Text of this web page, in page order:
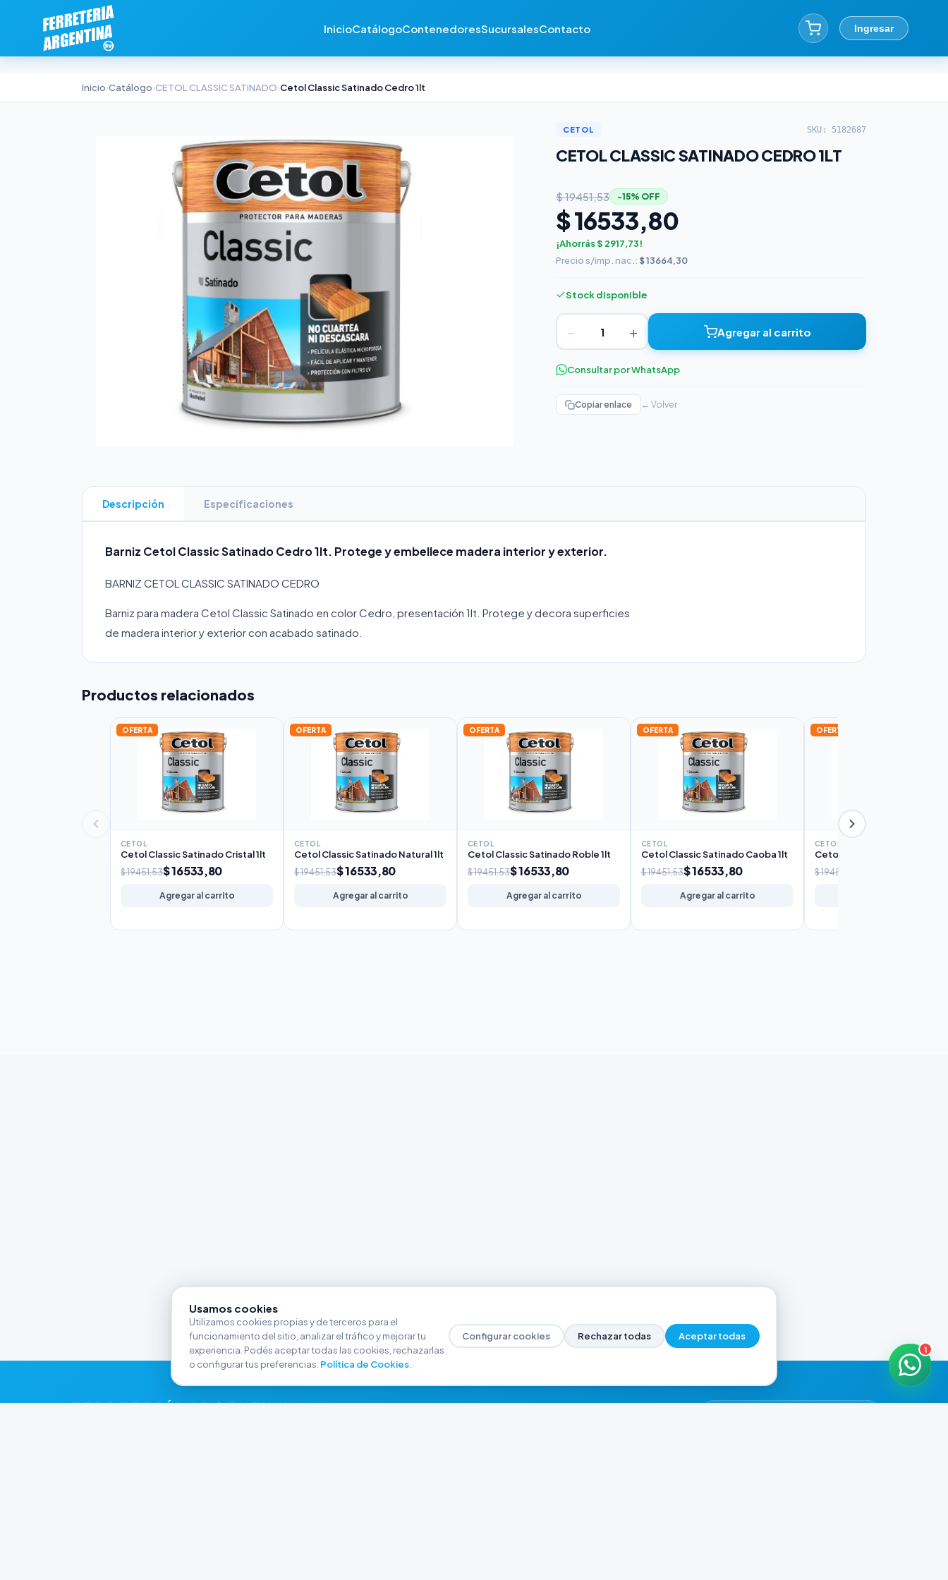
InicioCatálogoContenedoresSucursalesContacto Ingresar
Inicio›Catálogo›CETOL CLASSIC SATINADO›Cetol Classic Satinado Cedro 1lt
CETOL SKU: 5182687
CETOL CLASSIC SATINADO CEDRO 1LT
$ 19451,53 −15% OFF
$ 16533,80
¡Ahorrás $ 2917,73!
Precio s/imp. nac.: $ 13664,30
Stock disponible
− + Agregar al carrito
Consultar por WhatsApp
Copiar enlace ← Volver
Descripción Especificaciones
Barniz Cetol Classic Satinado Cedro 1lt. Protege y embellece madera interior y exterior.
BARNIZ CETOL CLASSIC SATINADO CEDRO
Barniz para madera Cetol Classic Satinado en color Cedro, presentación 1lt. Protege y decora superficies
de madera interior y exterior con acabado satinado.
Productos relacionados
OFERTA
CETOL
Cetol Classic Satinado Cristal 1lt
$ 19451,53$ 16533,80
Agregar al carrito
OFERTA
CETOL
Cetol Classic Satinado Natural 1lt
$ 19451,53$ 16533,80
Agregar al carrito
OFERTA
CETOL
Cetol Classic Satinado Roble 1lt
$ 19451,53$ 16533,80
Agregar al carrito
OFERTA
CETOL
Cetol Classic Satinado Caoba 1lt
$ 19451,53$ 16533,80
Agregar al carrito
OFERTA
CETOL
Cetol Classic Satinado Nogal
$ 19451,53
FERRETERÍA ARGENTINA
1
Usamos cookies
Utilizamos cookies propias y de terceros para el
funcionamiento del sitio, analizar el tráfico y mejorar tu
experiencia. Podés aceptar todas las cookies, rechazarlas
o configurar tus preferencias. Política de Cookies.
Configurar cookies Rechazar todas Aceptar todas